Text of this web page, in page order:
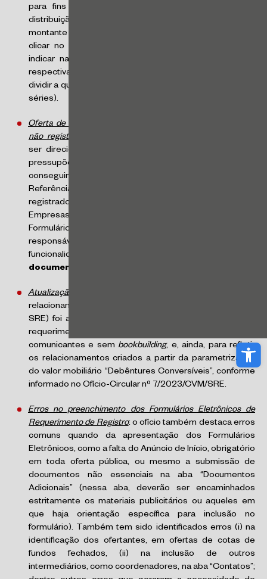
para fins de alocação da quantidade ao longo da
distribuição, o coordenador líder deverá indicar o
montante total da oferta no campo “lote base inicial”,
clicar no botão “+Adicionar” para abrir cada série, e
indicar na sequência os dados e características das
respectivas séries (
dividir a quantidade do lote adicional entre cada uma das
séries).
Oferta de debêntures incentivadas emitidas por emissores
não registrados
ser direcionadas para investidores qualificados, o que
pressupõe a apresentação de Prospecto (e, por
conseguinte, a apresentação de Formulário de
Referência), a partir de agoraemissores não
registrados na CVM também podem acessar o Sistema
Empresas.NET na funcionalidade para elaboração do
Formulário de Referência.AB3 S.A. – Brasil, Bolsa, Balcão,
responsável pelo sistema, disponibilizou tal
funcionalidade por meio do menu
documentos
Atualização da Matriz de Relacionamentos
relacionamentos (acessível no item “Ajuda” do Sistema
SRE) foi atualizada para refletir a descontinuidade dos
requerimentos acima indicados para ofertas com vasos
comunicantes e sem bookbuilding, e, ainda, para refletir
os relacionamentos criados a partir da parametrização
do valor mobiliário “Debêntures Conversíveis”, conforme
informado no Ofício-Circular nº 7/2023/CVM/SRE.
Erros no preenchimento dos Formulários Eletrônicos de
Requerimento de Registro: o ofício também destaca erros
comuns quando da apresentação dos Formulários
Eletrônicos, como a falta do Anúncio de Início, obrigatório
em toda oferta pública, ou mesmo a submissão de
documentos não essenciais na aba “Documentos
Adicionais” (nessa aba, deverão ser encaminhados
estritamente os materiais publicitários ou aqueles em
que haja orientação específica para inclusão no
formulário). Também tem sido identificados erros (i) na
identificação dos ofertantes, em ofertas de cotas de
fundos fechados, (ii) na inclusão de outros
intermediários, como coordenadores, na aba “Contatos”;